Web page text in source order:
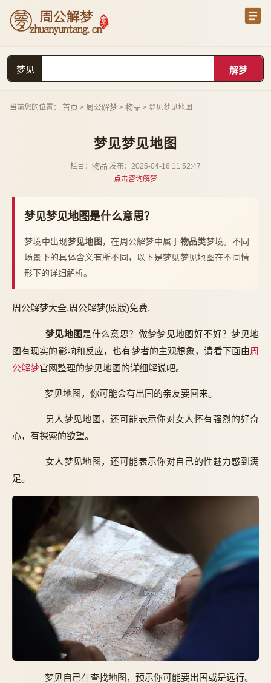
梦见
当前您的位置： 首页 > 周公解梦 > 物品 > 梦见梦见地图
梦见梦见地图
栏目： 物品 发布：2025-04-16 11:52:47
点击咨询解梦
梦见梦见地图是什么意思？
梦境中出现梦见地图 ，在周公解梦中属于物品类梦境。不同
场景下的具体含义有所不同，以下是梦见梦见地图在不同情
形下的详细解析。
周公解梦大全,周公解梦(原版)免费,
梦见地图是什么意思？做梦梦见地图好不好？梦见地
图有现实的影响和反应，也有梦者的主观想象，请看下面由周
公解梦官网整理的梦见地图的详细解说吧。
梦见地图，你可能会有出国的亲友要回来。
男人梦见地图，还可能表示你对女人怀有强烈的好奇
心，有探索的欲望。
女人梦见地图，还可能表示你对自己的性魅力感到满
足。
梦见自己在查找地图，预示你可能要出国或是远行。